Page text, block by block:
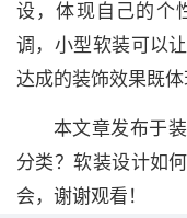
设，体现自己的个
调，小型软装可以
达成的装饰效果既体
本文章发布于
分类？软装设计如
会，谢谢观看！